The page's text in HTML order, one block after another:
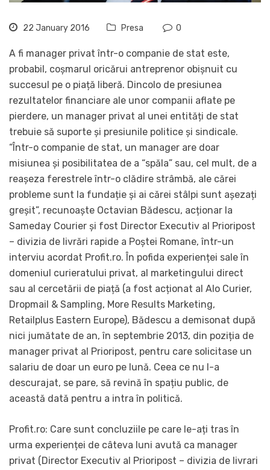
22 January 2016 Presa 0
A fi manager privat într-o companie de stat este,
probabil, coșmarul oricărui antreprenor obișnuit cu
succesul pe o piață liberă. Dincolo de presiunea
rezultatelor financiare ale unor companii aflate pe
pierdere, un manager privat al unei entități de stat
trebuie să suporte și presiunile politice și sindicale.
“Într-o companie de stat, un manager are doar
misiunea și posibilitatea de a “spăla” sau, cel mult, de a
reașeza ferestrele într-o clădire strâmbă, ale cărei
probleme sunt la fundație și ai cărei stâlpi sunt așezați
greșit”, recunoaște Octavian Bădescu, acționar la
Sameday Courier și fost Director Executiv al Prioripost
– divizia de livrări rapide a Poștei Romane, într-un
interviu acordat Profit.ro. În pofida experienței sale în
domeniul curieratului privat, al marketingului direct
sau al cercetării de piață (a fost acționat al Alo Curier,
Dropmail & Sampling, More Results Marketing,
Retailplus Eastern Europe), Bădescu a demisonat după
nici jumătate de an, în septembrie 2013, din poziția de
manager privat al Prioripost, pentru care solicitase un
salariu de doar un euro pe lună. Ceea ce nu l-a
descurajat, se pare, să revină în spațiu public, de
această dată pentru a intra în politică.
Profit.ro: Care sunt concluziile pe care le-ați tras în
urma experienței de câteva luni avută ca manager
privat (Director Executiv al Prioripost – divizia de livrari